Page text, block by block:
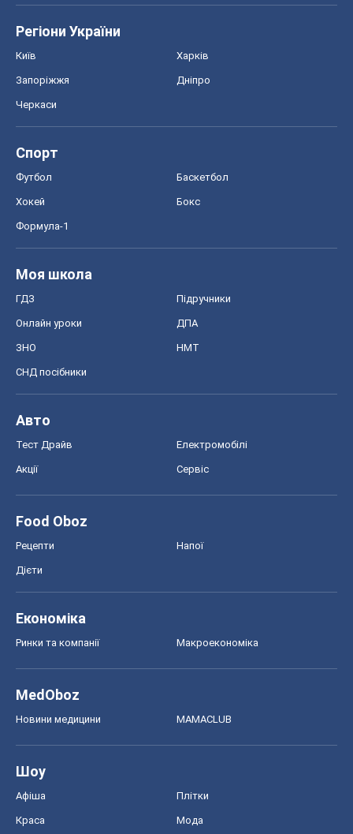
Регіони України
Київ Харків
Запоріжжя Дніпро
Черкаси
Спорт
Футбол Баскетбол
Хокей Бокс
Формула-1
Моя школа
ГДЗ Підручники
Онлайн уроки ДПА
ЗНО НМТ
СНД посібники
Авто
Тест Драйв Електромобілі
Акції Сервіс
Food Oboz
Рецепти Напої
Дієти
Економіка
Ринки та компанії Макроекономіка
MedOboz
Новини медицини MAMACLUB
Шоу
Афіша Плітки
Краса Мода